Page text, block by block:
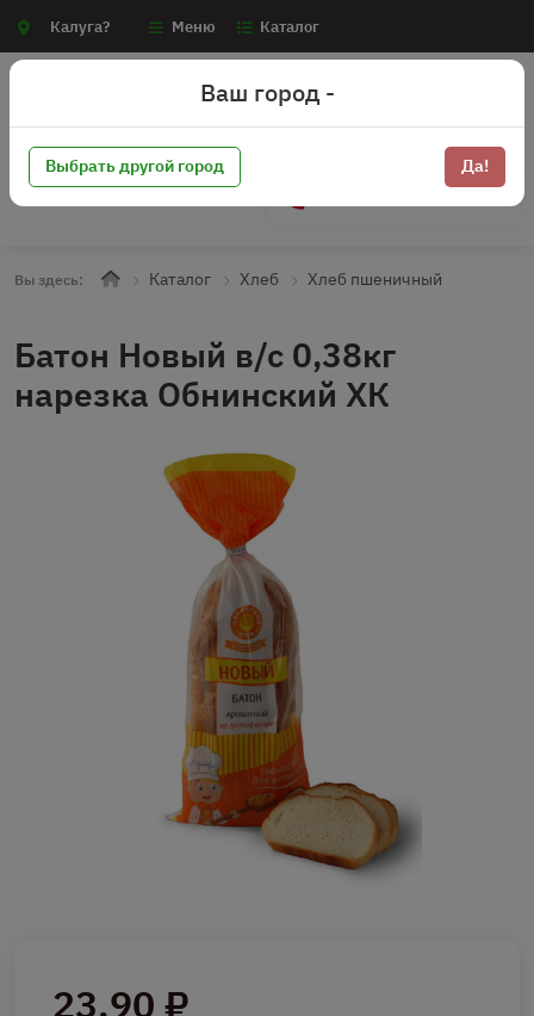
Калуга? Меню Каталог
Вы здесь: Каталог Хлеб Хлеб пшеничный
Батон Новый в/с 0,38кг
нарезка Обнинский ХК
23.90 ₽
Ваш город -
Выбрать другой город Да!